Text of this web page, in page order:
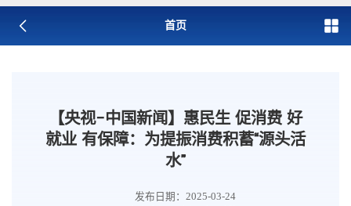
首页
【央视-中国新闻】惠民生 促消费 好
就业 有保障：为提振消费积蓄“源头活
水”
发布日期：2025-03-24